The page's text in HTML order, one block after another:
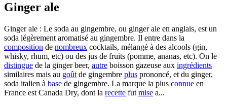
Ginger ale
Ginger ale : Le soda au gingembre, ou ginger ale en anglais, est un
soda légèrement aromatisé au gingembre. Il entre dans la
composition de nombreux cocktails, mélangé à des alcools (gin,
whisky, rhum, etc) ou des jus de fruits (pomme, ananas, etc). On le
distingue de la ginger beer, autre boisson gazeuse aux ingrédients
similaires mais au goût de gingembre plus prononcé, et du ginger,
soda italien à base de gingembre. La marque la plus connue en
France est Canada Dry, dont la recette fut mise a...